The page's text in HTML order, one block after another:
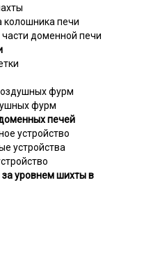
колошника печи
доменной печи
фурм
фурм
печей
устройство
устройства
за уровнем шихты в